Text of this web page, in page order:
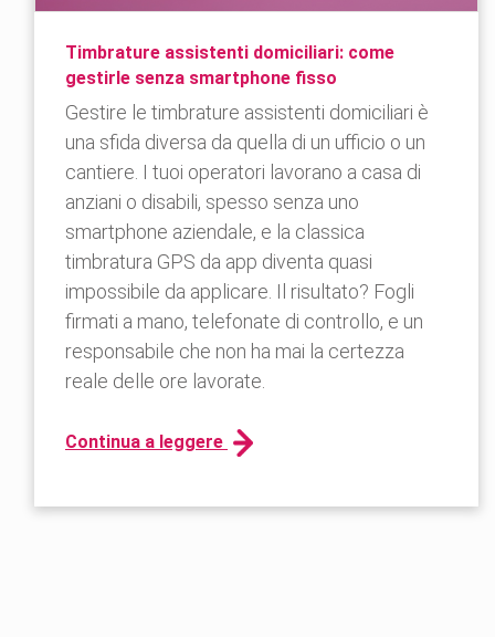
Timbrature assistenti domiciliari: come
gestirle senza smartphone fisso
Gestire le timbrature assistenti domiciliari è
una sfida diversa da quella di un ufficio o un
cantiere. I tuoi operatori lavorano a casa di
anziani o disabili, spesso senza uno
smartphone aziendale, e la classica
timbratura GPS da app diventa quasi
impossibile da applicare. Il risultato? Fogli
firmati a mano, telefonate di controllo, e un
responsabile che non ha mai la certezza
reale delle ore lavorate.
Continua a leggere